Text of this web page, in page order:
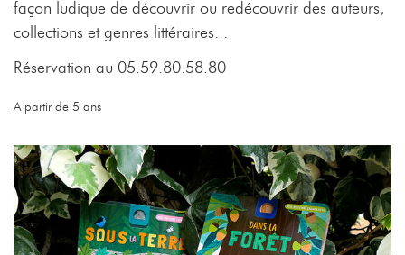
façon ludique de découvrir ou redécouvrir des auteurs,
collections et genres littéraires...
Réservation au 05.59.80.58.80
A partir de 5 ans